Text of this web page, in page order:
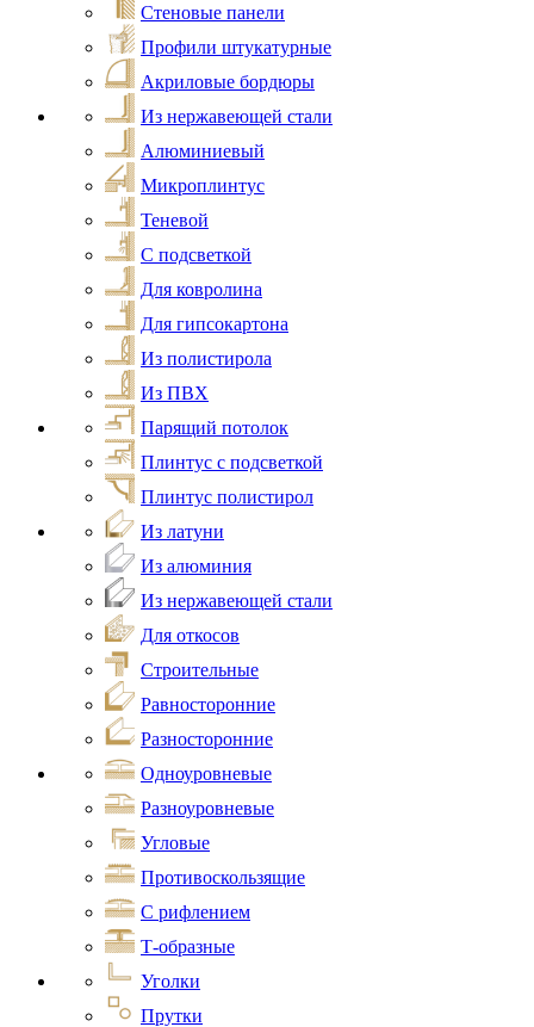
Стеновые панели
Профили штукатурные
Акриловые бордюры
Из нержавеющей стали
Алюминиевый
Микроплинтус
Теневой
С подсветкой
Для ковролина
Для гипсокартона
Из полистирола
Из ПВХ
Парящий потолок
Плинтус с подсветкой
Плинтус полистирол
Из латуни
Из алюминия
Из нержавеющей стали
Для откосов
Строительные
Равносторонние
Разносторонние
Одноуровневые
Разноуровневые
Угловые
Противоскользящие
С рифлением
Т-образные
Уголки
Прутки